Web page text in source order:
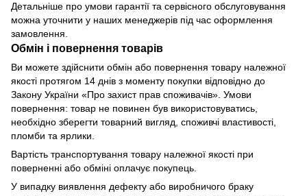
Детальніше про умови гарантії та сервісного обслуговування
можна уточнити у наших менеджерів під час оформлення
замовлення.
Обмін і повернення товарів
Ви можете здійснити обмін або повернення товару належної
якості протягом 14 днів з моменту покупки відповідно до
Закону України «Про захист прав споживачів». Умови
повернення: товар не повинен був використовуватись,
необхідно зберегти товарний вигляд, споживчі властивості,
пломби та ярлики.
Вартість транспортування товару належної якості при
поверненні або обміні оплачує покупець.
У випадку виявлення дефекту або виробничого браку